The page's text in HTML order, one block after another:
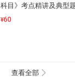
科目》考点精讲及典型
AI讲解
¥60
查看全部